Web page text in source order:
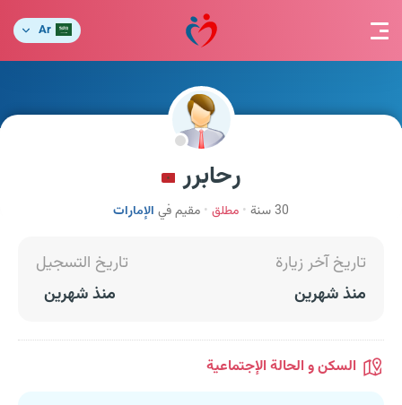
Ar
رحابرر
30 سنة مطلق مقيم في الإمارات
تاريخ آخر زيارة
منذ شهرين
تاريخ التسجيل
منذ شهرين
السكن و الحالة الإجتماعية